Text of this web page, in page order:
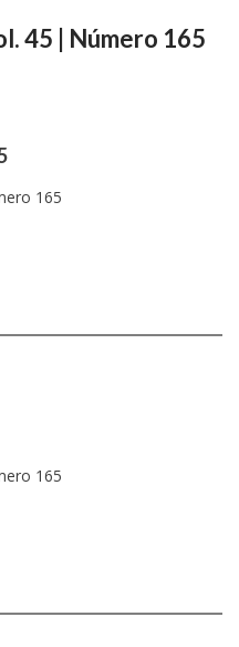
45 | Número 165
165
165